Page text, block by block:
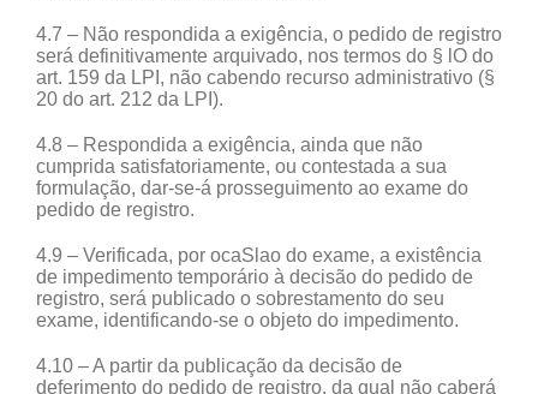
4.7 – Não respondida a exigência, o pedido de registro
será definitivamente arquivado, nos termos do § lO do
art. 159 da LPI, não cabendo recurso administrativo (§
20 do art. 212 da LPI).
4.8 – Respondida a exigência, ainda que não
cumprida satisfatoriamente, ou contestada a sua
formulação, dar-se-á prosseguimento ao exame do
pedido de registro.
4.9 – Verificada, por ocaSlao do exame, a existência
de impedimento temporário à decisão do pedido de
registro, será publicado o sobrestamento do seu
exame, identificando-se o objeto do impedimento.
4.10 – A partir da publicação da decisão de
deferimento do pedido de registro, da qual não caberá